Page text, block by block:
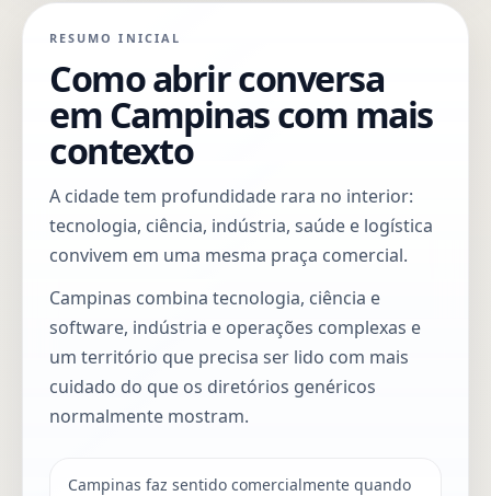
RESUMO INICIAL
Como abrir conversa
em Campinas com mais
contexto
A cidade tem profundidade rara no interior:
tecnologia, ciência, indústria, saúde e logística
convivem em uma mesma praça comercial.
Campinas combina tecnologia, ciência e
software, indústria e operações complexas e
um território que precisa ser lido com mais
cuidado do que os diretórios genéricos
normalmente mostram.
Campinas faz sentido comercialmente quando